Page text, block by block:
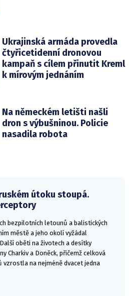
Ukrajinská armáda provedla
čtyřicetidenní dronovou
kampaň s cílem přinutit Kreml
k mírovým jednáním
Na německém letišti našli
dron s výbušninou. Policie
nasadila robota
útoku stoupá.
bezpilotních letounů a balistických
městě a jeho okolí vyžádal
oběti na životech a desítky
Charkiv a Doněck, přičemž celková
vzrostla na nejméně dvacet jedna